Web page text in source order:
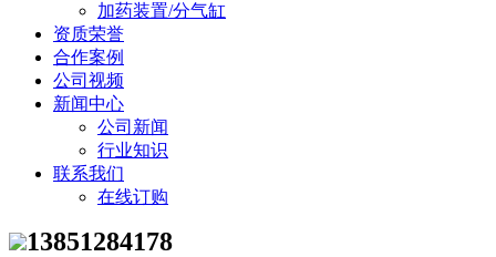
加药装置/分气缸
资质荣誉
合作案例
公司视频
新闻中心
公司新闻
行业知识
联系我们
在线订购
13851284178